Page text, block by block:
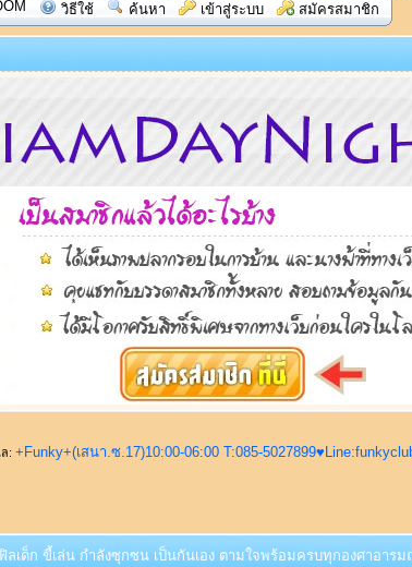
วิธีใช้ ค้นหา เข้าสู่ระบบ สมัครสมาชิก
: +Funky+(เสนา.ซ.17)10:00-06:00 T:085-
เด็ก ขี้เล่น กำลังซุกซน เป็นกันเอง ตามใจพร้อมครบทุกองศาอาร